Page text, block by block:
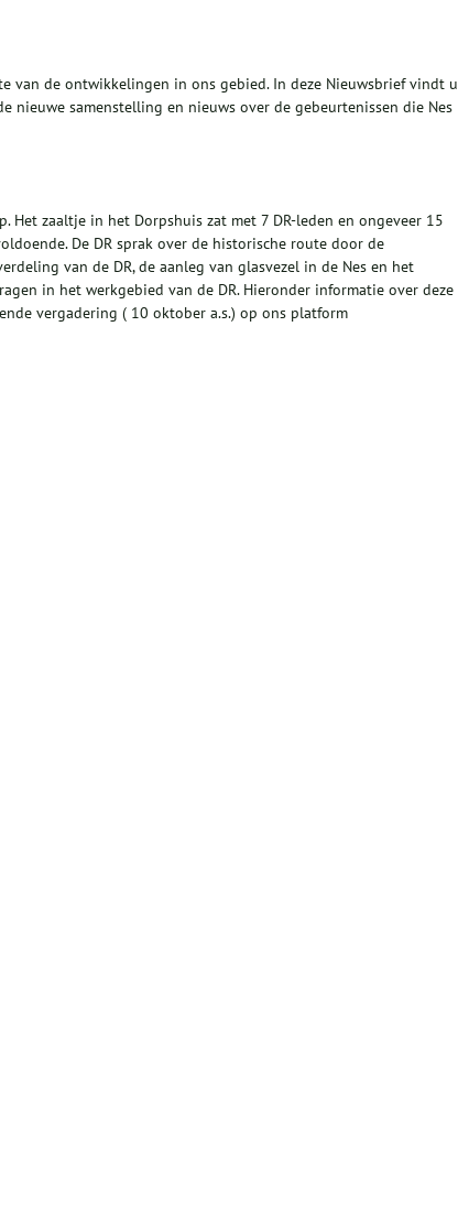
van de ontwikkelingen in ons gebied. In deze Nieuwsbrief vindt u
nieuwe samenstelling en nieuws over de gebeurtenissen die Nes
Het zaaltje in het Dorpshuis zat met 7 DR-leden en ongeveer 15
De DR sprak over de historische route door de
van de DR, de aanleg van glasvezel in de Nes en het
in het werkgebied van de DR. Hieronder informatie over deze
vergadering ( 10 oktober a.s.) op ons platform